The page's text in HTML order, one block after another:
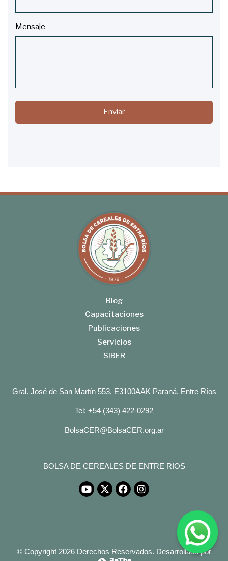
Mensaje
Enviar
Blog
Capacitaciones
Publicaciones
Servicios
SIBER
Gral. José de San Martín 553, E3100AAK Paraná, Entre Ríos
Tel: +54 (343) 422-0292
BolsaCER@BolsaCER.org.ar
BOLSA DE CEREALES DE ENTRE RIOS
© Copyright 2026 Derechos Reservados. Desarrollado por